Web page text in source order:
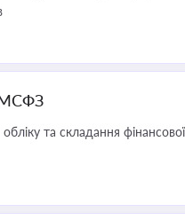
МСФЗ
та складання